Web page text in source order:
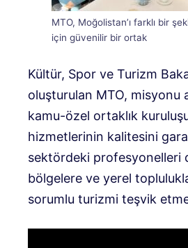
MTO, Moğolistan’ı farklı bir
için güvenilir bir ortak
Kültür, Spor ve Turizm
oluşturulan MTO, misyonu
kamu-özel ortaklık
hizmetlerinin kalitesini
sektördeki profesyonelleri
bölgelere ve yerel
sorumlu turizmi teşvik